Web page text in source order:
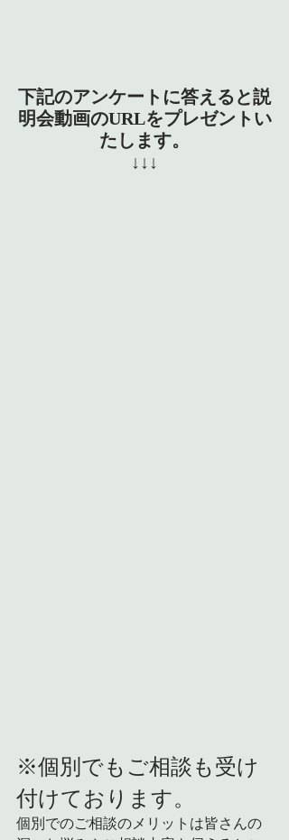
下記のアンケートに答えると説
明会動画のURLをプレゼントい
たします。
↓↓↓
※個別でもご相談も受け
付けております。
個別でのご相談のメリットは皆さんの